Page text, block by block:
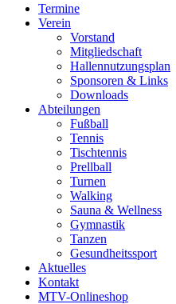
Termine
Verein
Vorstand
Mitgliedschaft
Hallennutzungsplan
Sponsoren & Links
Downloads
Abteilungen
Fußball
Tennis
Tischtennis
Prellball
Turnen
Walking
Sauna & Wellness
Gymnastik
Tanzen
Gesundheitssport
Aktuelles
Kontakt
MTV-Onlineshop